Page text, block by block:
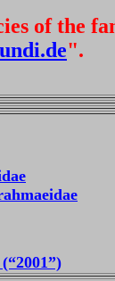
of the
".